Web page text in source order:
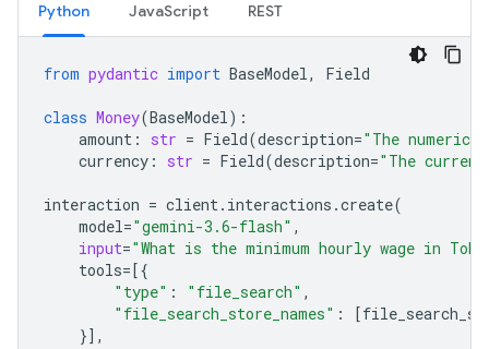
Python JavaScript REST
from pydantic import BaseModel, Field
class Money(BaseModel):
amount : str = Field(description="The
currency : str = Field(description="The
interaction = client. interactions .create(
model="gemini-3.6-flash" ,
input="What is the minimum hourly wage in
tools=[{
"type" : "file_search" ,
"file_search_store_names" : [
}],